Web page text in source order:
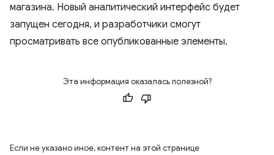
магазина. Новый аналитический интерфейс будет
запущен сегодня, и разработчики смогут
просматривать все опубликованные элементы.
Эта информация оказалась полезной?
Если не указано иное, контент на этой странице